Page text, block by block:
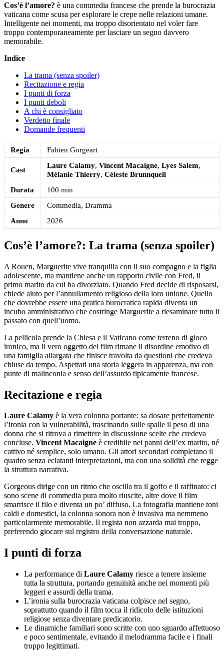
Cos’è l’amore? è una commedia francese che prende la burocrazia
vaticana come scusa per esplorare le crepe nelle relazioni umane.
Intelligente nei momenti, ma troppo disorientato nel voler fare
troppo contemporaneamente per lasciare un segno davvero
memorabile.
Indice
La trama (senza spoiler)
Recitazione e regia
I punti di forza
I punti deboli
A chi è consigliato
Verdetto finale
Domande frequenti
Regia Fabien Gorgeart
Cast
Laure Calamy, Vincent Macaigne, Lyes Salem,
Mélanie Thierry, Céleste Brunnquell
Durata
100 min
Genere
Commedia, Dramma
Anno
2026
Cos’è l’amore?: La trama (senza spoiler)
A Rouen, Marguerite vive tranquilla con il suo compagno e la figlia
adolescente, ma mantiene anche un rapporto civile con Fred, il
primo marito da cui ha divorziato. Quando Fred decide di risposarsi,
chiede aiuto per l’annullamento religioso della loro unione. Quello
che dovrebbe essere una pratica burocratica rapida diventa un
incubo amministrativo che costringe Marguerite a riesaminare tutto il
passato con quell’uomo.
La pellicola prende la Chiesa e il Vaticano come terreno di gioco
ironico, ma il vero oggetto del film rimane il disordine emotivo di
una famiglia allargata che finisce travolta da questioni che credeva
chiuse da tempo. Aspettati una storia leggera in apparenza, ma con
punte di malinconia e senso dell’assurdo tipicamente francese.
Recitazione e regia
Laure Calamy è la vera colonna portante: sa dosare perfettamente
l’ironia con la vulnerabilità, trascinando sulle spalle il peso di una
donna che si ritrova a rimettere in discussione scelte che credeva
concluse. Vincent Macaigne è credibile nei panni dell’ex marito, né
cattivo né semplice, solo umano. Gli attori secondari completano il
quadro senza eclatanti interpretazioni, ma con una solidità che regge
la struttura narrativa.
Gorgeous dirige con un ritmo che oscilla tra il goffo e il raffinato: ci
sono scene di commedia pura molto riuscite, altre dove il film
smarrisce il filo e diventa un po’ diffuso. La fotografia mantiene toni
caldi e domestici, la colonna sonora non è invasiva ma nemmeno
particolarmente memorabile. Il regista non azzarda mai troppo,
preferendo giocare sul registro della conversazione naturale.
I punti di forza
La performance di Laure Calamy riesce a tenere insieme
tutta la struttura, portando genuinità anche nei momenti più
leggeri e assurdi della trama.
L’ironia sulla burocrazia vaticana colpisce nel segno,
soprattutto quando il film tocca il ridicolo delle istituzioni
religiose senza diventare predicatorio.
Le dinamiche familiari sono scritte con uno sguardo affettuoso
e poco sentimentale, evitando il melodramma facile e i finali
troppo legittimati.